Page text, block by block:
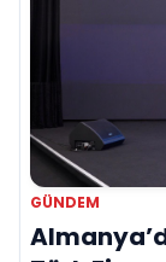
GÜNDEM